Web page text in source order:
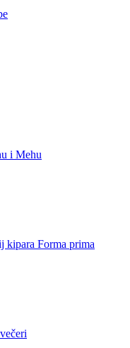
i Mehu
kipara Forma prima